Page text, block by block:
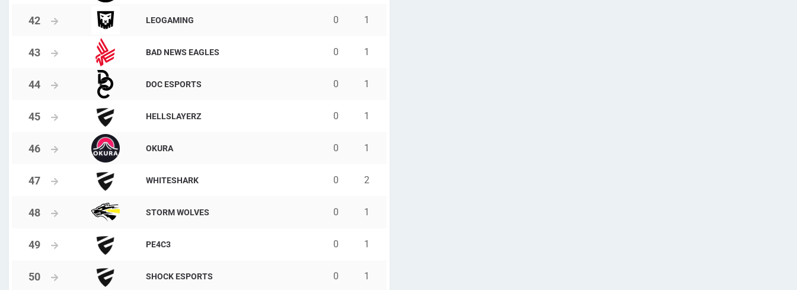
LEOGAMING 0 1
BAD NEWS EAGLES 0 1
DOC ESPORTS 0 1
HELLSLAYERZ 0 1
OKURA 0 1
WHITESHARK 0 2
STORM WOLVES 0 1
PE4C3 0 1
SHOCK ESPORTS 0 1